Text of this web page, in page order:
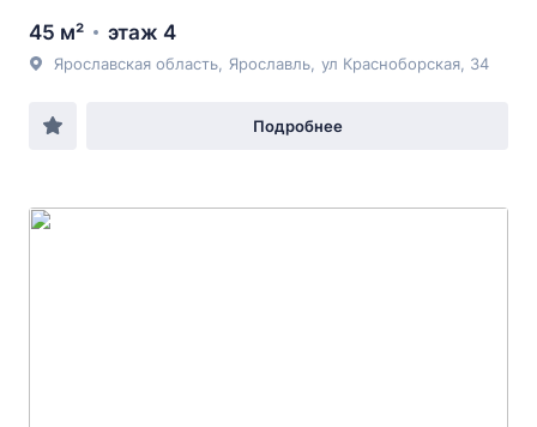
45 м² этаж 4
Ярославская область Ярославль ул Красноборская , 34
Подробнее